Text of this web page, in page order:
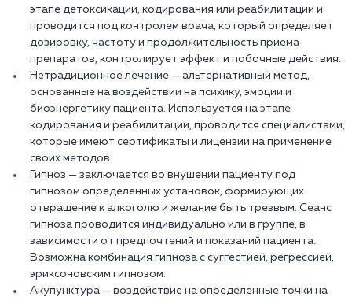
этапе детоксикации, кодирования или реабилитации и
проводится под контролем врача, который определяет
дозировку, частоту и продолжительность приема
препаратов, контролирует эффект и побочные действия.
Нетрадиционное лечение — альтернативный метод,
основанные на воздействии на психику, эмоции и
биоэнергетику пациента. Используется на этапе
кодирования и реабилитации, проводится специалистами,
которые имеют сертификаты и лицензии на применение
своих методов:
Гипноз — заключается во внушении пациенту под
гипнозом определенных установок, формирующих
отвращение к алкоголю и желание быть трезвым. Сеанс
гипноза проводится индивидуально или в группе, в
зависимости от предпочтений и показаний пациента.
Возможна комбинация гипноза с суггестией, регрессией,
эриксоновским гипнозом.
Акупунктура — воздействие на определенные точки на